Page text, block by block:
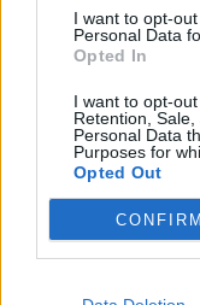
I want to opt-
Personal Data
Opted In
I want to opt-
Retention,
Personal Data
Purposes for
Opted Out
CONFIRM
Do